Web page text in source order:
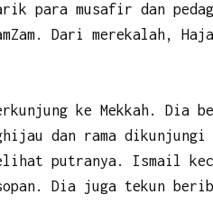
para musafir dan
Dari merekalah,
ke Mekkah. Dia
dan rama dikunjungi
putranya. Ismail
Dia juga tekun